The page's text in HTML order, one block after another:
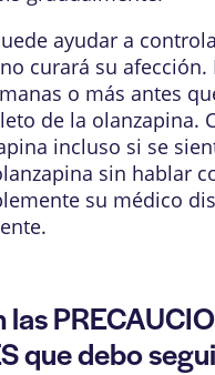
ayudar a
curará su afección.
o más antes
de la olanzapina.
incluso si se
sin hablar
su médico
las
que debo